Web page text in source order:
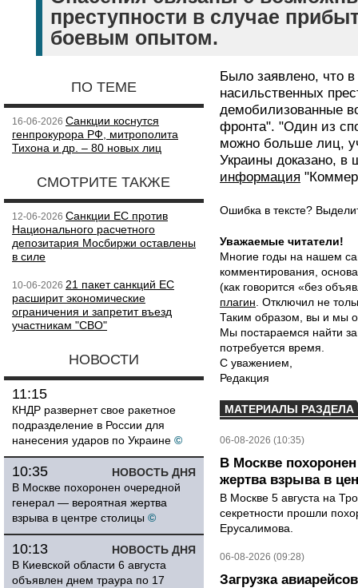
преступности в случае
боевым опытом.
ПО ТЕМЕ
16-06-2026 Санкции коснутся
генпрокурора РФ, митрополита
Тихона и др. – 80 новых лиц
СМОТРИТЕ ТАКЖЕ
12-06-2026 Санкции ЕС против
Национального расчетного
депозитария Мосбиржи оставлены
в силе
10-06-2026 21 пакет санкций ЕС
расширит экономические
ограничения и запретит въезд
участникам "СВО"
НОВОСТИ
11:15
КНДР развернет свое ракетное
подразделение в России для
нанесения ударов по Украине ©
НОВОСТЬ ДНЯ
10:35
В Москве похоронен очередной
генерал — вероятная жертва
взрыва в центре столицы ©
НОВОСТЬ ДНЯ
10:13
В Киевской области 6 августа
объявлен днем траура по 17
Было заявлено, что
насильственных
демобилизованные
фронта". "Один из
можно больше лиц,
Украины доказано, в
информация
Ошибка в тексте?
Уважаемые читатели!
Многие годы на нашем
комментирования,
(как говорится «без
плагин . Отключил не
Таким образом, вы и мы
Мы постараемся найти
потребуется время.
С уважением,
Редакция
МАТЕРИАЛЫ РАЗДЕЛА
06-08-2026 (10:35)
В Москве
жертва взрыва в
В Москве 5 августа на
секретности прошли
Ерусалимова.
06-08-2026 (09:28)
Загрузка